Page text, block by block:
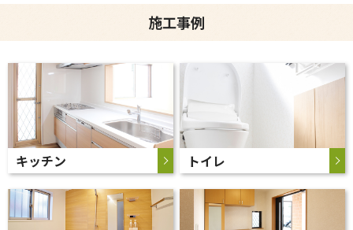
施工事例
キッチン トイレ